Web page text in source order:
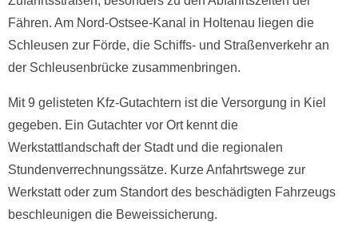
Fähren. Am Nord-Ostsee-Kanal in Holtenau liegen die
Schleusen zur Förde, die Schiffs- und Straßenverkehr an
der Schleusenbrücke zusammenbringen.
Mit 9 gelisteten Kfz-Gutachtern ist die Versorgung in Kiel
gegeben. Ein Gutachter vor Ort kennt die
Werkstattlandschaft der Stadt und die regionalen
Stundenverrechnungssätze. Kurze Anfahrtswege zur
Werkstatt oder zum Standort des beschädigten Fahrzeugs
beschleunigen die Beweissicherung.